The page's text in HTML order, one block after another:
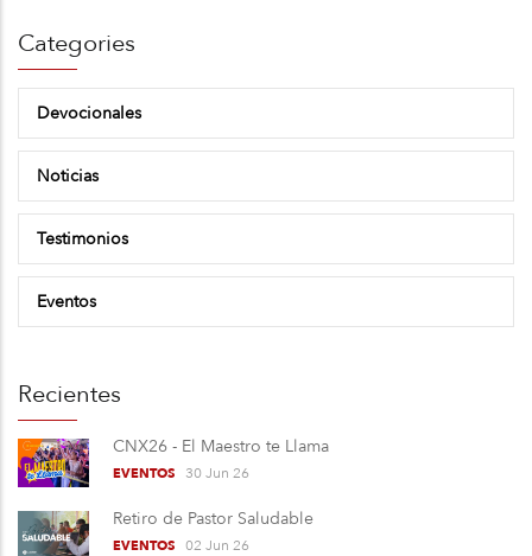
Categories
Devocionales
Noticias
Testimonios
Eventos
Recientes
CNX26 - El Maestro te Llama
EVENTOS 30 Jun 26
Retiro de Pastor Saludable
EVENTOS 02 Jun 26